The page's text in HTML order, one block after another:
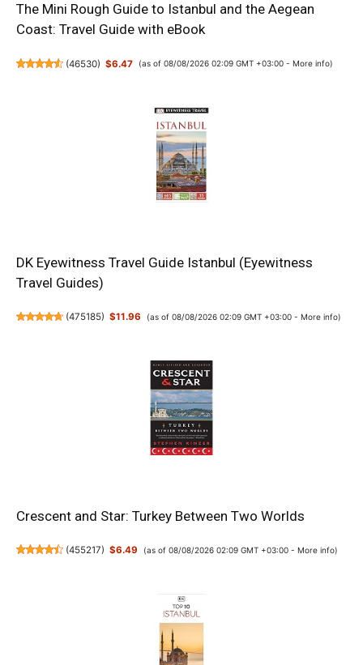
The Mini Rough Guide to Istanbul and the Aegean
Coast: Travel Guide with eBook
(46530) $6.47 (as of 08/08/2026 02:09 GMT +03:00 - More info)
DK Eyewitness Travel Guide Istanbul (Eyewitness
Travel Guides)
(475185) $11.96 (as of 08/08/2026 02:09 GMT +03:00 - More info)
Crescent and Star: Turkey Between Two Worlds
(455217) $6.49 (as of 08/08/2026 02:09 GMT +03:00 - More info)